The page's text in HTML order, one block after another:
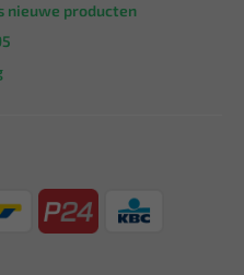
nieuwe producten